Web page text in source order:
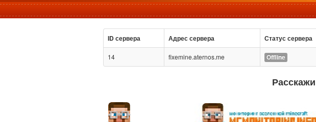
ID сервера Адрес сервера Статус сервера
14 fixemine.aternos.me Offline